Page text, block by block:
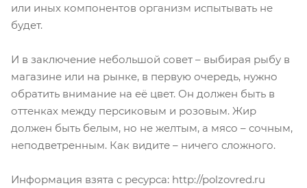
или иных компонентов организм испытывать не
будет.
И в заключение небольшой совет – выбирая рыбу в
магазине или на рынке, в первую очередь, нужно
обратить внимание на её цвет. Он должен быть в
оттенках между персиковым и розовым. Жир
должен быть белым, но не желтым, а мясо – сочным,
неподветренным. Как видите – ничего сложного.
Информация взята с ресурса: http://polzovred.ru